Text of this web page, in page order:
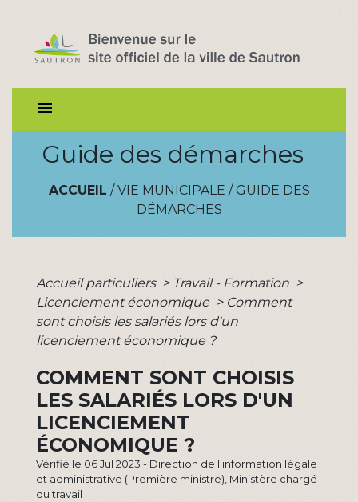
menu
Guide des démarches
ACCUEIL / VIE MUNICIPALE / GUIDE DES
DÉMARCHES
Accueil particuliers > Travail - Formation >
Licenciement économique > Comment
sont choisis les salariés lors d'un
licenciement économique ?
COMMENT SONT CHOISIS
LES SALARIÉS LORS D'UN
LICENCIEMENT
ÉCONOMIQUE ?
Vérifié le 06 Jul 2023 - Direction de l'information légale
et administrative (Première ministre), Ministère chargé
du travail